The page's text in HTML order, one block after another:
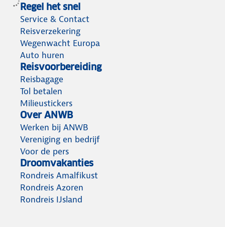
Regel het snel
Service & Contact
Reisverzekering
Wegenwacht Europa
Auto huren
Reisvoorbereiding
Reisbagage
Tol betalen
Milieustickers
Over ANWB
Werken bij ANWB
Vereniging en bedrijf
Voor de pers
Droomvakanties
Rondreis Amalfikust
Rondreis Azoren
Rondreis IJsland